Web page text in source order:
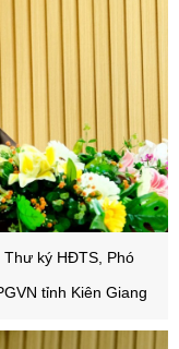
ký HĐTS, Phó
tỉnh Kiên Giang